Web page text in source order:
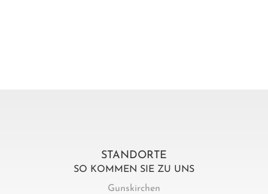
STANDORTE
SO KOMMEN SIE ZU UNS
Gunskirchen